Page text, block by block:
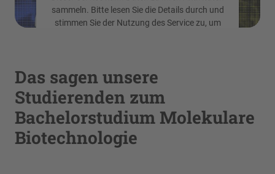
sammeln. Bitte lesen Sie die Details durch und
stimmen Sie der Nutzung des Service zu, um
Mehr Informationen
Akzeptieren
powered by
Management Platform
Das sagen unsere
Studierenden zum
Bachelorstudium Molekulare
Biotechnologie